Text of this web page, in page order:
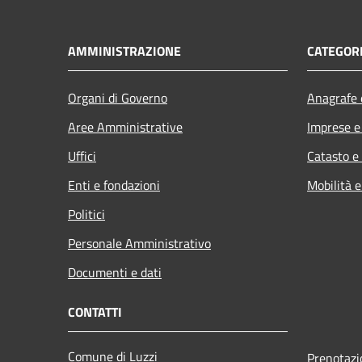
AMMINISTRAZIONE
Organi di Governo
Aree Amministrative
Uffici
Enti e fondazioni
Politici
Personale Amministrativo
Documenti e dati
Imprese
Catasto
Mobilità
CONTATTI
Comune di Luzzi